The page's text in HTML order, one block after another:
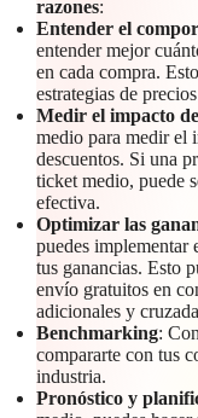
razones:
Entender el
entender mejor
en cada compra.
estrategias de
Medir el impacto
medio para medir el
descuentos. Si una
ticket medio, puede
efectiva.
Optimizar las
puedes implementar
tus ganancias. Esto
envío gratuitos en
adicionales y
Benchmarking:
compararte con tus
industria.
Pronóstico y